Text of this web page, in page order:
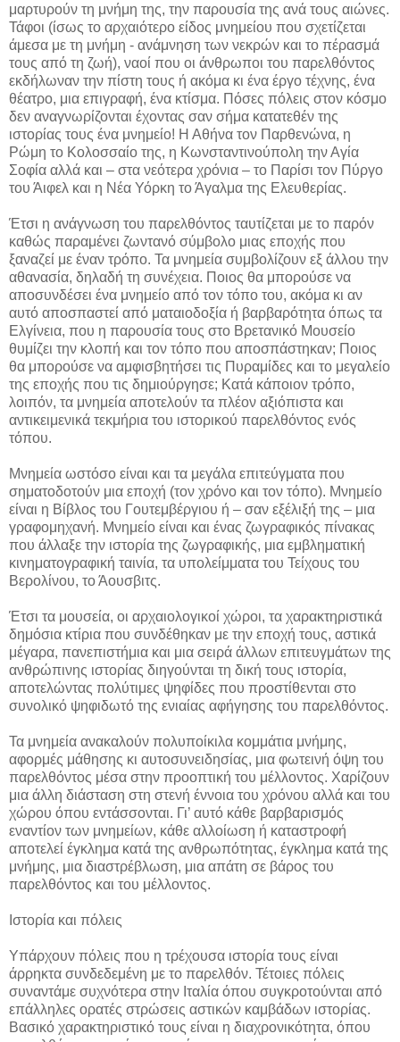
μαρτυρούν τη μνήμη της, την παρουσία της ανά τους αιώνες.
Τάφοι (ίσως το αρχαιότερο είδος μνημείου που σχετίζεται
άμεσα με τη μνήμη - ανάμνηση των νεκρών και το πέρασμά
τους από τη ζωή), ναοί που οι άνθρωποι του παρελθόντος
εκδήλωναν την πίστη τους ή ακόμα κι ένα έργο τέχνης, ένα
θέατρο, μια επιγραφή, ένα κτίσμα. Πόσες πόλεις στον κόσμο
δεν αναγνωρίζονται έχοντας σαν σήμα κατατεθέν της
ιστορίας τους ένα μνημείο! Η Αθήνα τον Παρθενώνα, η
Ρώμη το Κολοσσαίο της, η Κωνσταντινούπολη την Αγία
Σοφία αλλά και – στα νεότερα χρόνια – το Παρίσι τον Πύργο
του Άιφελ και η Νέα Υόρκη το Άγαλμα της Ελευθερίας.
Έτσι η ανάγνωση του παρελθόντος ταυτίζεται με το παρόν
καθώς παραμένει ζωντανό σύμβολο μιας εποχής που
ξαναζεί με έναν τρόπο. Τα μνημεία συμβολίζουν εξ άλλου την
αθανασία, δηλαδή τη συνέχεια. Ποιος θα μπορούσε να
αποσυνδέσει ένα μνημείο από τον τόπο του, ακόμα κι αν
αυτό αποσπαστεί από ματαιοδοξία ή βαρβαρότητα όπως τα
Ελγίνεια, που η παρουσία τους στο Βρετανικό Μουσείο
θυμίζει την κλοπή και τον τόπο που αποσπάστηκαν; Ποιος
θα μπορούσε να αμφισβητήσει τις Πυραμίδες και το μεγαλείο
της εποχής που τις δημιούργησε; Κατά κάποιον τρόπο,
λοιπόν, τα μνημεία αποτελούν τα πλέον αξιόπιστα και
αντικειμενικά τεκμήρια του ιστορικού παρελθόντος ενός
τόπου.
Μνημεία ωστόσο είναι και τα μεγάλα επιτεύγματα που
σηματοδοτούν μια εποχή (τον χρόνο και τον τόπο). Μνημείο
είναι η Βίβλος του Γουτεμβέργιου ή – σαν εξέλιξή της – μια
γραφομηχανή. Μνημείο είναι και ένας ζωγραφικός πίνακας
που άλλαξε την ιστορία της ζωγραφικής, μια εμβληματική
κινηματογραφική ταινία, τα υπολείμματα του Τείχους του
Βερολίνου, το Άουσβιτς.
Έτσι τα μουσεία, οι αρχαιολογικοί χώροι, τα χαρακτηριστικά
δημόσια κτίρια που συνδέθηκαν με την εποχή τους, αστικά
μέγαρα, πανεπιστήμια και μια σειρά άλλων επιτευγμάτων της
ανθρώπινης ιστορίας διηγούνται τη δική τους ιστορία,
αποτελώντας πολύτιμες ψηφίδες που προστίθενται στο
συνολικό ψηφιδωτό της ενιαίας αφήγησης του παρελθόντος.
Τα μνημεία ανακαλούν πολυποίκιλα κομμάτια μνήμης,
αφορμές μάθησης κι αυτοσυνειδησίας, μια φωτεινή όψη του
παρελθόντος μέσα στην προοπτική του μέλλοντος. Χαρίζουν
μια άλλη διάσταση στη στενή έννοια του χρόνου αλλά και του
χώρου όπου εντάσσονται. Γι’ αυτό κάθε βαρβαρισμός
εναντίον των μνημείων, κάθε αλλοίωση ή καταστροφή
αποτελεί έγκλημα κατά της ανθρωπότητας, έγκλημα κατά της
μνήμης, μια διαστρέβλωση, μια απάτη σε βάρος του
παρελθόντος και του μέλλοντος.
Ιστορία και πόλεις
Υπάρχουν πόλεις που η τρέχουσα ιστορία τους είναι
άρρηκτα συνδεδεμένη με το παρελθόν. Τέτοιες πόλεις
συναντάμε συχνότερα στην Ιταλία όπου συγκροτούνται από
επάλληλες ορατές στρώσεις αστικών καμβάδων ιστορίας.
Βασικό χαρακτηριστικό τους είναι η διαχρονικότητα, όπου